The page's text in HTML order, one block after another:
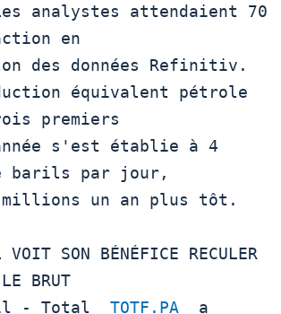
analystes attendaient 70
en
des données Refinitiv.
premiers
s'est établie à 4
barils par jour,
un an plus tôt.
BRUT
- Total
TOTF.PA
  a